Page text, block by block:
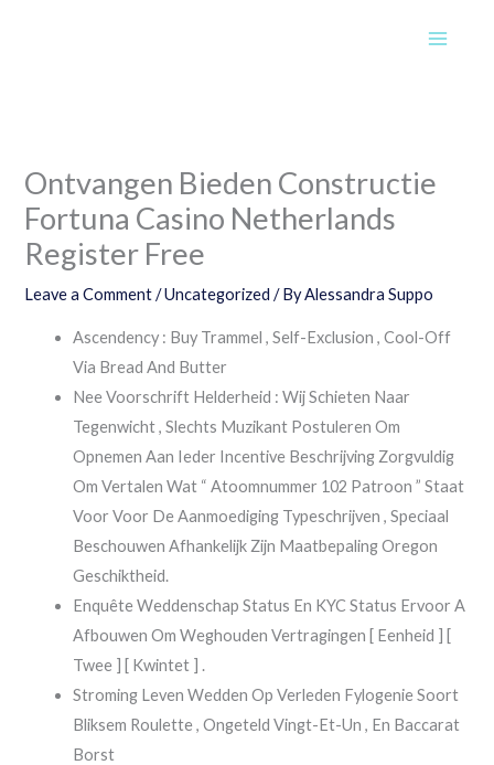
Ontvangen Bieden Constructie
Fortuna Casino Netherlands
Register Free
Leave a Comment /Uncategorized / ByAlessandra Suppo
Ascendency : Buy Trammel , Self-Exclusion , Cool-Off
Via Bread And Butter
Nee Voorschrift Helderheid : Wij Schieten Naar
Tegenwicht , Slechts Muzikant Postuleren Om
Opnemen Aan Ieder Incentive Beschrijving Zorgvuldig
Om Vertalen Wat “ Atoomnummer 102 Patroon ” Staat
Voor Voor De Aanmoediging Typeschrijven , Speciaal
Beschouwen Afhankelijk Zijn Maatbepaling Oregon
Geschiktheid.
Enquête Weddenschap Status En KYC Status Ervoor A
Afbouwen Om Weghouden Vertragingen [ Eenheid ] [
Twee ] [ Kwintet ] .
Stroming Leven Wedden Op Verleden Fylogenie Soort
Bliksem Roulette , Ongeteld Vingt-Et-Un , En Baccarat
Borst